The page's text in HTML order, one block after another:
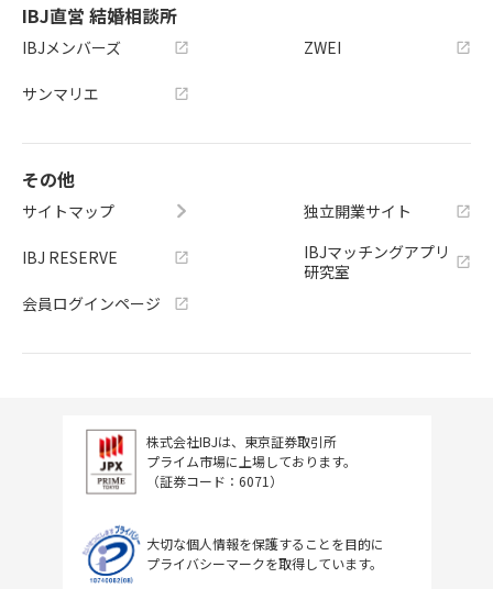
IBJ直営 結婚相談所
IBJメンバーズ
サンマリエ
ZWEI
その他
サイトマップ
IBJ RESERVE
会員ログインページ
独立開業サイト
IBJマッチングアプリ
研究室
株式会社IBJは、東京証券取引所
プライム市場に上場しております。
（証券コード：6071）
大切な個人情報を保護することを目的に
プライバシーマークを取得しています。